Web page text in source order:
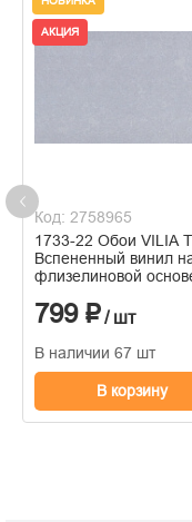
АКЦИЯ
Код: 2758965
1733-22 Обои VILIA
Вспененный винил
флизелиновой
799 ₽/ шт
В наличии 67 шт
В корзину